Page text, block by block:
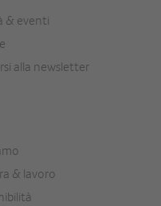
& eventi
alla newsletter
& lavoro